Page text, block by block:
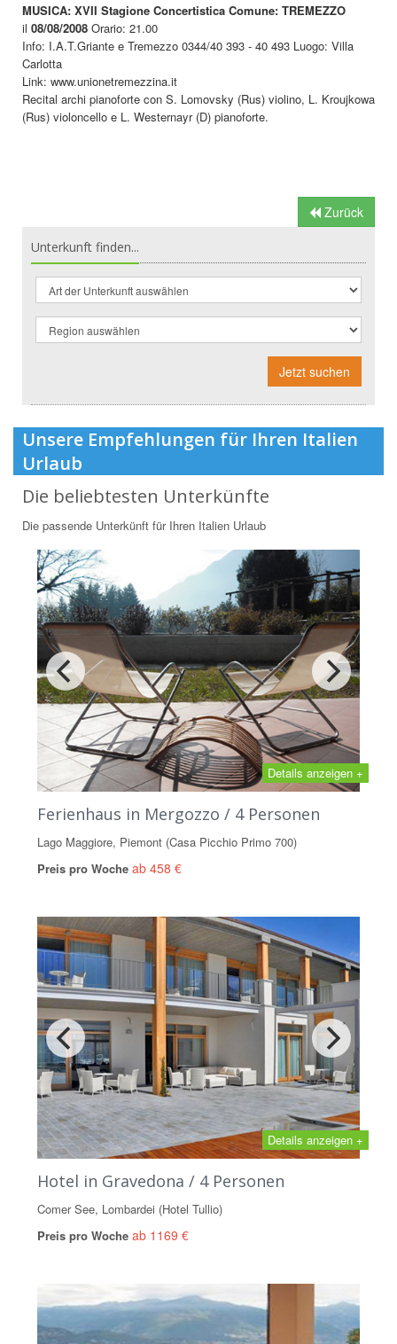
MUSICA: XVII Stagione Concertistica Comune: TREMEZZO
il 08/08/2008 Orario: 21.00
Info: I.A.T.Griante e Tremezzo 0344/40 393 - 40 493 Luogo: Villa
Carlotta
Link: www.unionetremezzina.it
Recital archi pianoforte con S. Lomovsky (Rus) violino, L. Kroujkowa
(Rus) violoncello e L. Westernayr (D) pianoforte.
Zurück
Unterkunft finden...
Jetzt suchen
Unsere Empfehlungen für Ihren Italien
Urlaub
Die beliebtesten Unterkünfte
Die passende Unterkünft für Ihren Italien Urlaub
Details anzeigen +
Ferienhaus in Mergozzo / 4 Personen
Lago Maggiore, Piemont (Casa Picchio Primo 700)
Preis pro Woche ab 458 €
Details anzeigen +
Hotel in Gravedona / 4 Personen
Comer See, Lombardei (Hotel Tullio)
Preis pro Woche ab 1169 €